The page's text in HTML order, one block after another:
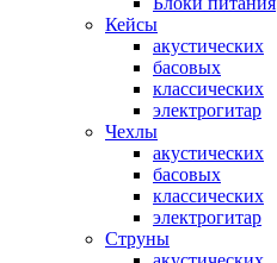
Кейсы
акустических
басовых
классических
электрогитар
Чехлы
акустических
басовых
классических
электрогитар
Струны